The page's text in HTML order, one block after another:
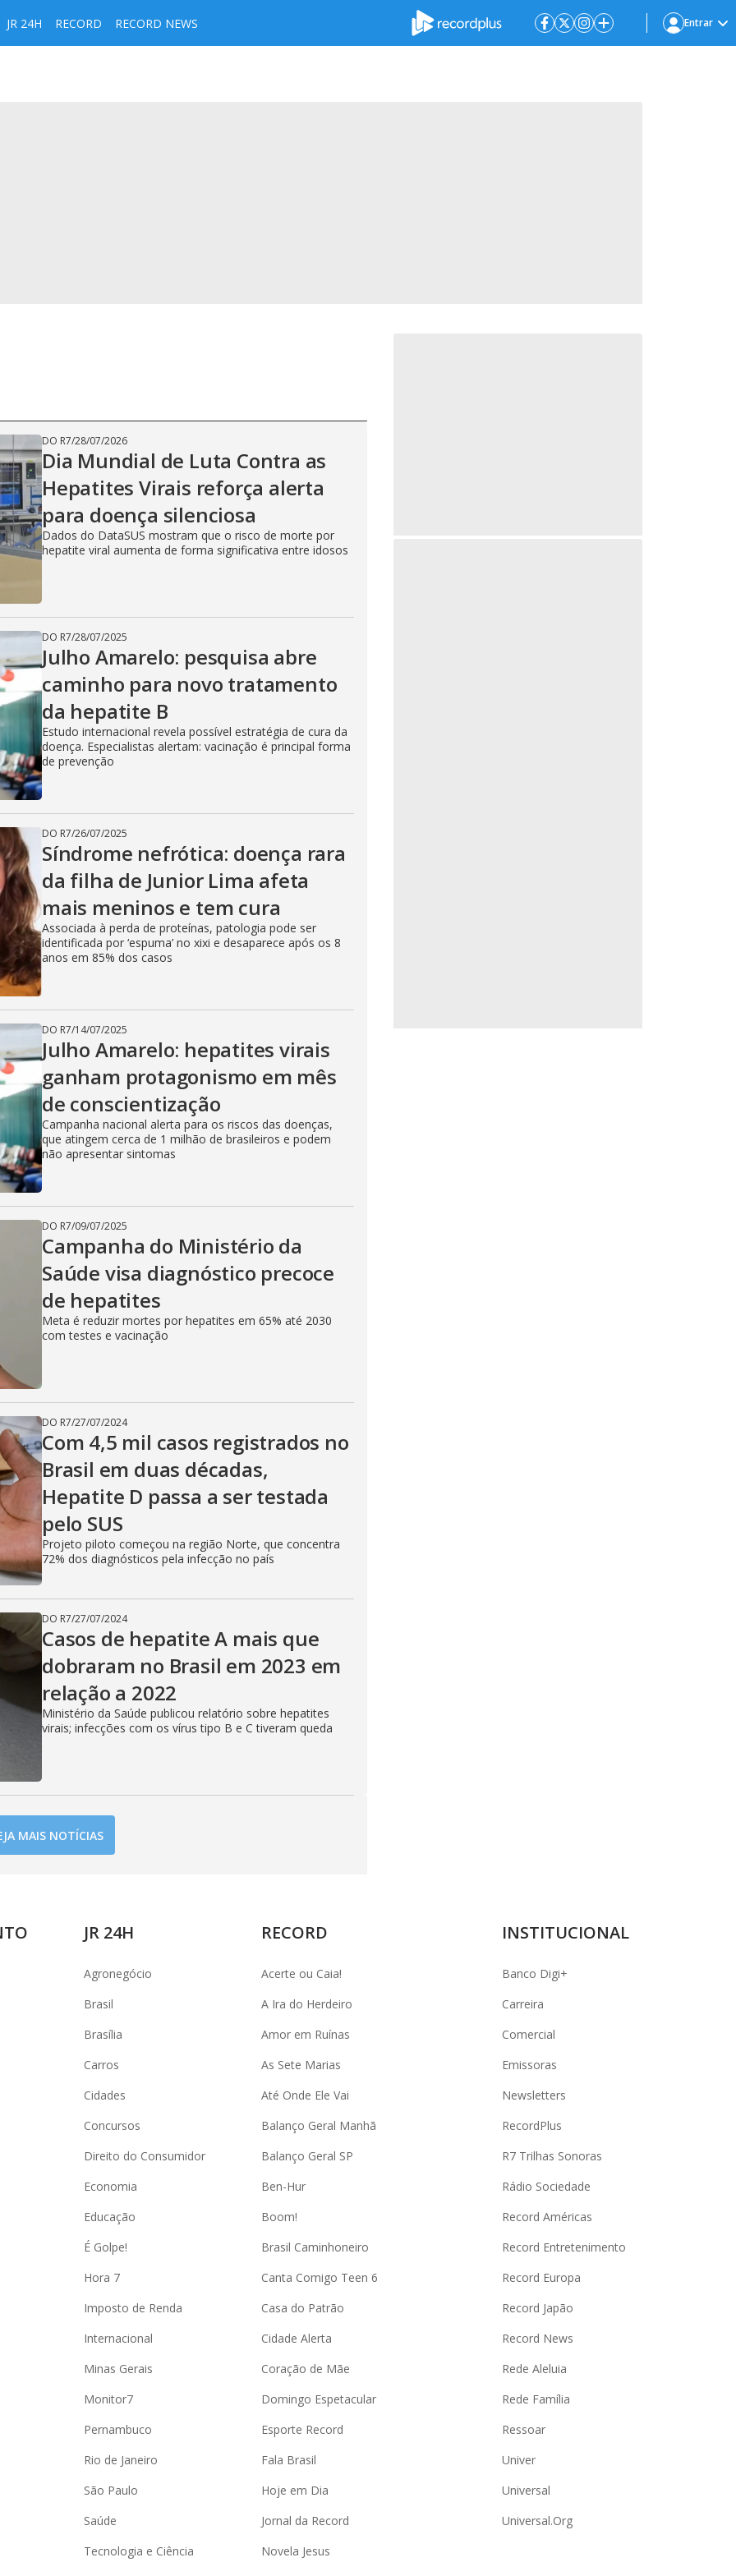
JR 24H RECORD RECORD NEWS Entrar
DO R7/28/07/2026
Dia Mundial de Luta Contra as
Hepatites Virais reforça alerta
para doença silenciosa
Dados do DataSUS mostram que o risco de morte por
hepatite viral aumenta de forma significativa entre idosos
DO R7/28/07/2025
Julho Amarelo: pesquisa abre
caminho para novo tratamento
da hepatite B
Estudo internacional revela possível estratégia de cura da
doença. Especialistas alertam: vacinação é principal forma
de prevenção
DO R7/26/07/2025
Síndrome nefrótica: doença rara
da filha de Junior Lima afeta
mais meninos e tem cura
Associada à perda de proteínas, patologia pode ser
identificada por ‘espuma’ no xixi e desaparece após os 8
anos em 85% dos casos
DO R7/14/07/2025
Julho Amarelo: hepatites virais
ganham protagonismo em mês
de conscientização
Campanha nacional alerta para os riscos das doenças,
que atingem cerca de 1 milhão de brasileiros e podem
não apresentar sintomas
DO R7/09/07/2025
Campanha do Ministério da
Saúde visa diagnóstico precoce
de hepatites
Meta é reduzir mortes por hepatites em 65% até 2030
com testes e vacinação
DO R7/27/07/2024
Com 4,5 mil casos registrados no
Brasil em duas décadas,
Hepatite D passa a ser testada
pelo SUS
Projeto piloto começou na região Norte, que concentra
72% dos diagnósticos pela infecção no país
DO R7/27/07/2024
Casos de hepatite A mais que
dobraram no Brasil em 2023 em
relação a 2022
Ministério da Saúde publicou relatório sobre hepatites
virais; infecções com os vírus tipo B e C tiveram queda
MAIS NOTÍCIAS
JR 24H
Agronegócio
Brasil
Brasília
Carros
Cidades
Concursos
Direito do Consumidor
Economia
Educação
É Golpe!
Hora 7
Imposto de Renda
Internacional
Minas Gerais
Monitor7
Pernambuco
Rio de Janeiro
São Paulo
Saúde
Tecnologia e Ciência
RECORD
Acerte ou Caia!
A Ira do Herdeiro
Amor em Ruínas
As Sete Marias
Até Onde Ele Vai
Balanço Geral Manhã
Balanço Geral SP
Ben-Hur
Boom!
Brasil Caminhoneiro
Canta Comigo Teen 6
Casa do Patrão
Cidade Alerta
Coração de Mãe
Domingo Espetacular
Esporte Record
Fala Brasil
Hoje em Dia
Jornal da Record
Novela Jesus
INSTITUCIONAL
Banco Digi+
Carreira
Comercial
Emissoras
Newsletters
RecordPlus
R7 Trilhas Sonoras
Rádio Sociedade
Record Américas
Record Entretenimento
Record Europa
Record Japão
Record News
Rede Aleluia
Rede Família
Ressoar
Univer
Universal
Universal.Org